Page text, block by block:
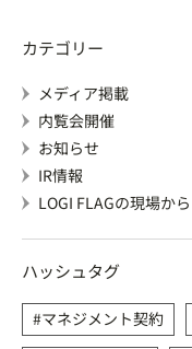
カテゴリー
メディア掲載
内覧会開催
お知らせ
IR情報
LOGI FLAGの現場から
ハッシュタグ
マネジメント契約